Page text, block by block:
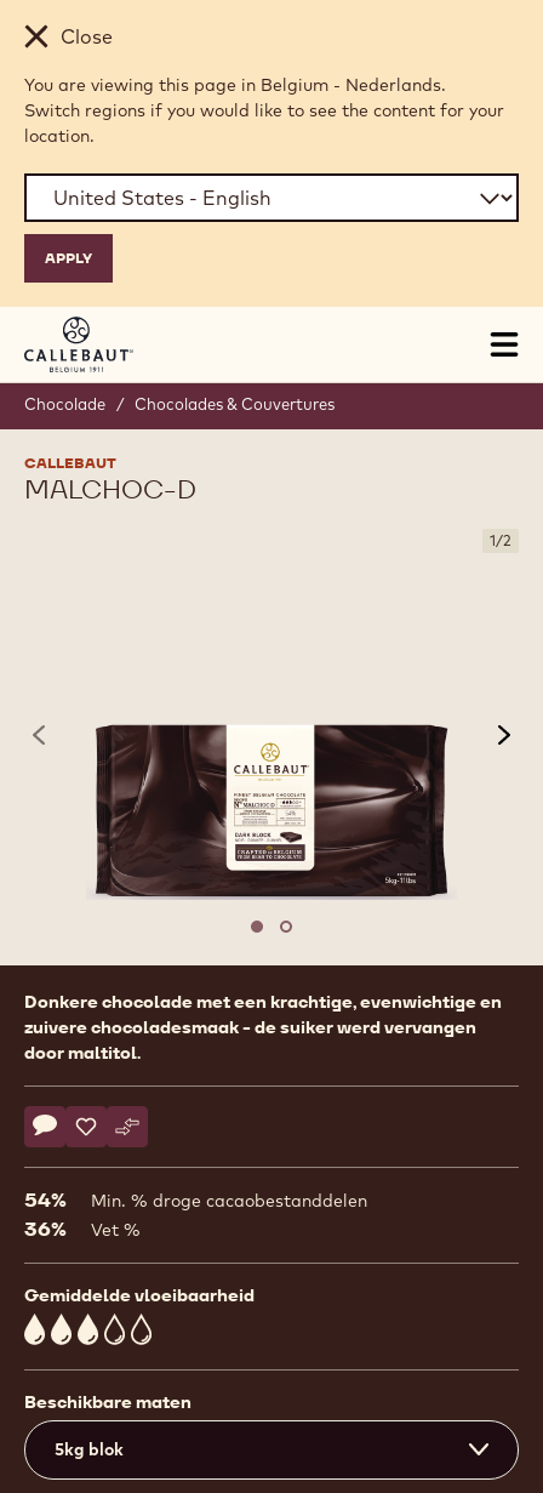
Skip to main content
Close
You are viewing this page in Belgium - Nederlands.
Switch regions if you would like to see the content for your
location.
Chocolade / Chocolades & Couvertures
CALLEBAUT
MALCHOC-D
1/2
previous
Move to slide 1
Move to slide 2
Product
information
Donkere chocolade met een krachtige, evenwichtige en
zuivere chocoladesmaak - de suiker werd vervangen
door maltitol.
Actions
Schrijf een commentaar op
- MALCHOC-D
Opslaan
- MALCHOC-D
Vergelijk
- MALCHOC-D
54% Min. % droge cacaobestanddelen
36% Vet %
Gemiddelde vloeibaarheid
3
Beschikbare maten
5kg blok